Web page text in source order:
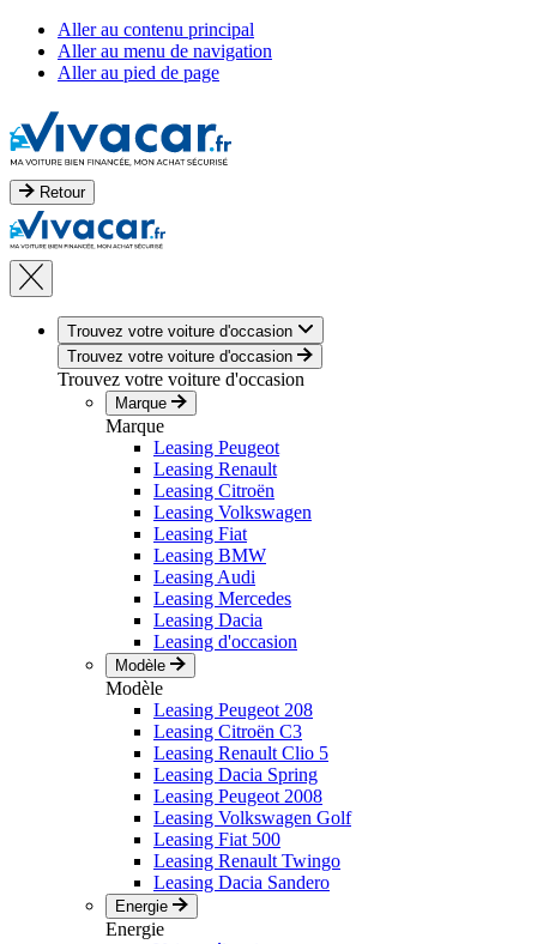
Aller au contenu principal
Aller au menu de navigation
Aller au pied de page
Retour
Trouvez votre voiture d'occasion
Trouvez votre voiture d'occasion
Trouvez votre voiture d'occasion
Marque
Marque
Leasing Peugeot
Leasing Renault
Leasing Citroën
Leasing Volkswagen
Leasing Fiat
Leasing BMW
Leasing Audi
Leasing Mercedes
Leasing Dacia
Leasing d'occasion
Modèle
Modèle
Leasing Peugeot 208
Leasing Citroën C3
Leasing Renault Clio 5
Leasing Dacia Spring
Leasing Peugeot 2008
Leasing Volkswagen Golf
Leasing Fiat 500
Leasing Renault Twingo
Leasing Dacia Sandero
Energie
Energie